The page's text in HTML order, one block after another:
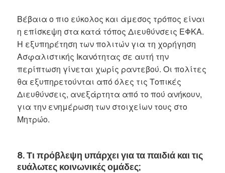
Βέβαια ο πιο εύκολος και άμεσος τρόπος είναι
η επίσκεψη στα κατά τόπος Διευθύνσεις ΕΦΚΑ.
Η εξυπηρέτηση των πολιτών για τη χορήγηση
Ασφαλιστικής Ικανότητας σε αυτή την
περίπτωση γίνεται χωρίς ραντεβού. Οι πολίτες
θα εξυπηρετούνται από όλες τις Τοπικές
Διευθύνσεις, ανεξάρτητα από το πού ανήκουν,
για την ενημέρωση των στοιχείων τους στο
Μητρώο.
8. Τι πρόβλεψη υπάρχει για τα παιδιά και τις
ευάλωτες κοινωνικές ομάδες;